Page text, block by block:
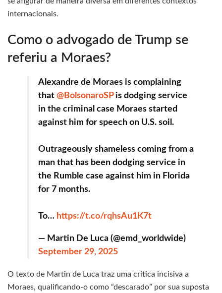
internacionais.
Como o advogado de Trump se
referiu a Moraes?
Alexandre de Moraes is complaining
that @BolsonaroSPis dodging service
in the criminal case Moraes started
against him for speech on U.S. soil.
Outrageously shameless coming from a
man that has been dodging service in
the Rumble case against him in Florida
for 7 months.
To… https://t.co/rqhsAu1K7t
— Martin De Luca (@emd_worldwide)
September 29, 2025
O texto de Martin de Luca traz uma crítica incisiva a
Moraes, qualificando-o como “descarado” por sua suposta